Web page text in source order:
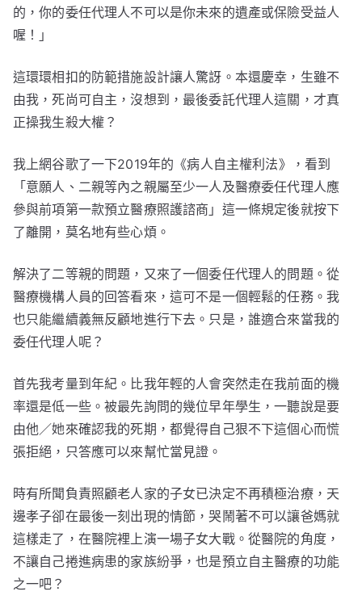
的，你的委任代理人不可以是你未來的遺產或保險受益人
喔！」
這環環相扣的防範措施設計讓人驚訝。本還慶幸，生雖不
由我，死尚可自主，沒想到，最後委託代理人這關，才真
正操我生殺大權？
我上網谷歌了一下2019年的《病人自主權利法》，看到
「意願人、二親等內之親屬至少一人及醫療委任代理人應
參與前項第一款預立醫療照護諮商」這一條規定後就按下
了離開，莫名地有些心煩。
解決了二等親的問題，又來了一個委任代理人的問題。從
醫療機構人員的回答看來，這可不是一個輕鬆的任務。我
也只能繼續義無反顧地進行下去。只是，誰適合來當我的
委任代理人呢？
首先我考量到年紀。比我年輕的人會突然走在我前面的機
率還是低一些。被最先詢問的幾位早年學生，一聽說是要
由他／她來確認我的死期，都覺得自己狠不下這個心而慌
張拒絕，只答應可以來幫忙當見證。
時有所聞負責照顧老人家的子女已決定不再積極治療，天
邊孝子卻在最後一刻出現的情節，哭鬧著不可以讓爸媽就
這樣走了，在醫院裡上演一場子女大戰。從醫院的角度，
不讓自己捲進病患的家族紛爭，也是預立自主醫療的功能
之一吧？